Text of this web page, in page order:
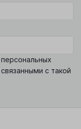
, связанными с такой